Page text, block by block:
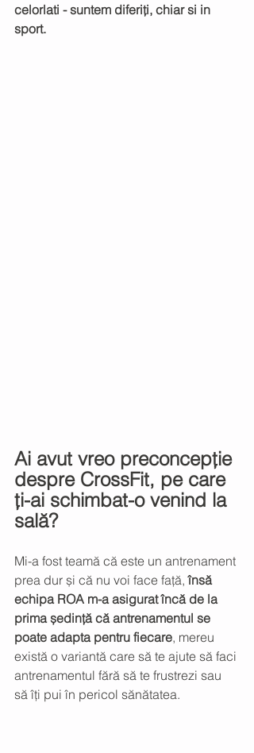
celorlati - suntem diferiți, chiar si in
sport.
⁠Ai avut vreo preconcepție
despre CrossFit, pe care
ți-ai schimbat-o venind la
sală?
Mi-a fost teamă că este un antrenament
prea dur și că nu voi face față, însă
echipa ROA m-a asigurat încă de la
prima ședință că antrenamentul se
poate adapta pentru fiecare, mereu
există o variantă care să te ajute să faci
antrenamentul fără să te frustrezi sau
să îți pui în pericol sănătatea.